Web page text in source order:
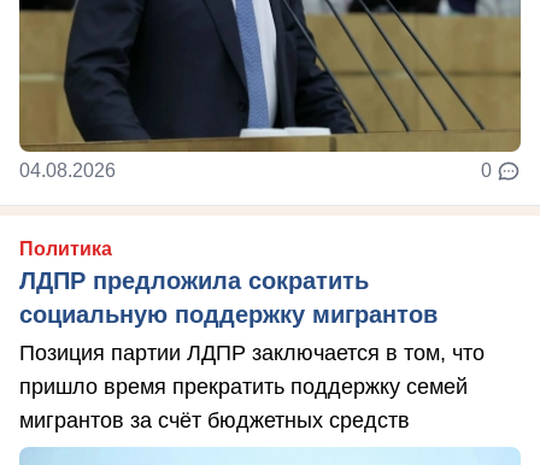
04.08.2026 0
Политика
ЛДПР предложила сократить
социальную поддержку мигрантов
Позиция партии ЛДПР заключается в том, что
пришло время прекратить поддержку семей
мигрантов за счёт бюджетных средств